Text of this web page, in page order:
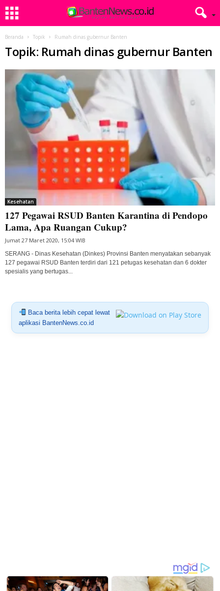
Beranda Topik Rumah dinas gubernur Banten
Topik: Rumah dinas gubernur Banten
Kesehatan
127 Pegawai RSUD Banten Karantina di Pendopo
Lama, Apa Ruangan Cukup?
Jumat 27 Maret 2020, 15:04 WIB
SERANG - Dinas Kesehatan (Dinkes) Provinsi Banten menyatakan sebanyak
127 pegawai RSUD Banten terdiri dari 121 petugas kesehatan dan 6 dokter
spesialis yang bertugas...
Baca berita lebih cepat lewat
aplikasi BantenNews.co.id